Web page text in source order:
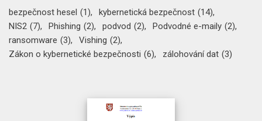
bezpečnost hesel (1) kybernetická bezpečnost (14)
NIS2 (7) Phishing (2) podvod (2) Podvodné e-maily (2)
ransomware (3) Vishing (2)
Zákon o kybernetické bezpečnosti (6) zálohování dat (3)